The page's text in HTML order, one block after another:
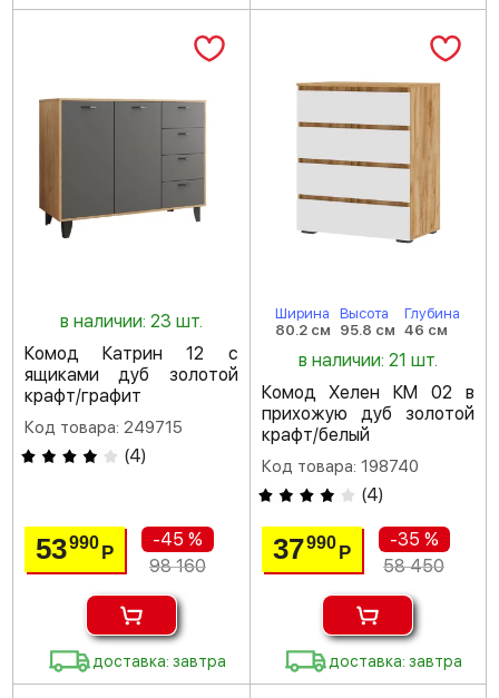
в наличии: 23 шт.
Комод Катрин 12 с
ящиками дуб золотой
крафт/графит
Код товара: 249715
(4)
53990Р
-45 %
98 160
доставка: завтра
Ширина
80.2 см
Высота
95.8 см
Глубина
46 см
в наличии: 21 шт.
Комод Хелен КМ 02 в
прихожую дуб золотой
крафт/белый
Код товара: 198740
(4)
37990 Р
-35 %
58 450
доставка: завтра